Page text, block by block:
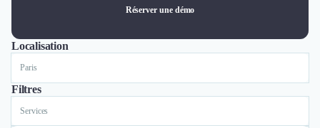
Gestion paie
Qualité de Vie au Travail (QVT)
Portage Salarial
Responsabilité Sociétale des Entreprises (RSE)
Marketplace de freelance
Coaching
Réserver une démo
Localisation
ToutLyonParis
Filtres
Services